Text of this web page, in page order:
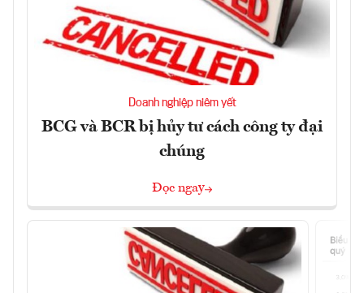
Doanh nghiệp niêm yết
BCG và BCR bị hủy tư cách công ty đại
chúng
Đọc ngay